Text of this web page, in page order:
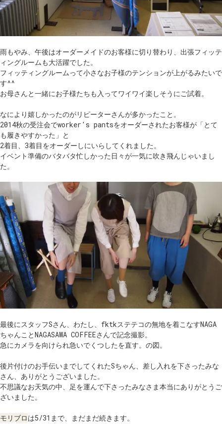
雨もやみ、午後はオーダーメイドのお客様に切り替わり、出張フィッテ
ィングルームも大活躍でした。
フィッティングルームって小さなお子様のテンションが上がるみたいで
す^^
お母さんと一緒にお子様たちも入ってワイワイ楽しそうにご試着。
なにより嬉しかったのがリピーターさんが多かったこと。
2014秋の受注会でworker's pantsをオーダーされたお客様が「とて
も履きやすかった」と
2着目、3着目をオーダーしにいらしてくれました。
イベント準備のバタバタ忙しかった日々が一気に吹き飛んじゃいまし
た。
最後にスタッフSさん、わたし、fktkステテコの無地を着こなすNAGA
ちゃんことNAGASAWA COFFEEさんで記念撮影。
急にカメラを向けられ急いでくつしたを直す。の図。
後片付けのお手伝いまでしてくれたSちゃん、差し入れを下さったみな
さん、ありがとうございました。
不思議なお天気の中、足を運んで下さったみなさま本当にありがとうご
ざいました。
モリブロは5/31まで、まだまだ続きます。